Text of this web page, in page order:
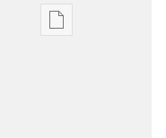
Opsiyon